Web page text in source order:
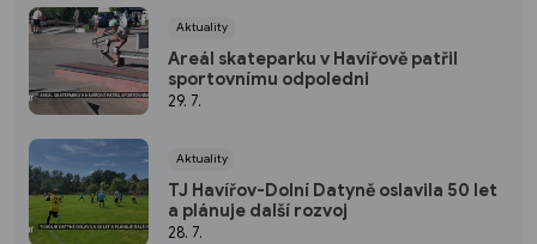
Aktuality
Areál skateparku v Havířově patřil
sportovnímu odpoledni
29. 7.
Aktuality
TJ Havířov-Dolní Datyně oslavila 50 let
a plánuje další rozvoj
28. 7.